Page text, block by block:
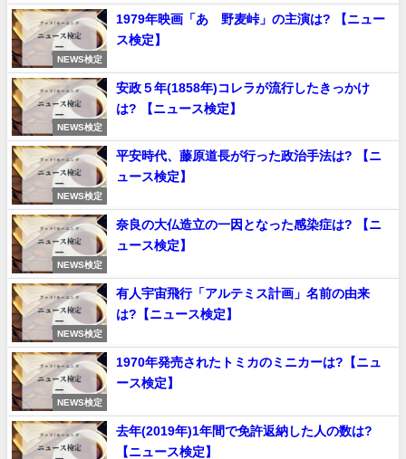
NEWS検定
1979年映画「あゝ野麦峠」の主演は? 【ニュー
ス検定】
NEWS検定
安政５年(1858年)コレラが流行したきっかけ
は? 【ニュース検定】
NEWS検定
平安時代、藤原道長が行った政治手法は? 【ニ
ュース検定】
NEWS検定
奈良の大仏造立の一因となった感染症は? 【ニ
ュース検定】
NEWS検定
有人宇宙飛行「アルテミス計画」名前の由来
は?【ニュース検定】
NEWS検定
1970年発売されたトミカのミニカーは?【ニュ
ース検定】
去年(2019年)1年間で免許返納した人の数は?
【ニュース検定】